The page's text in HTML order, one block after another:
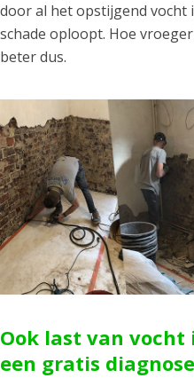
door al het opstijgend vocht
schade oploopt. Hoe
beter dus.
Ook last van vocht
een gratis